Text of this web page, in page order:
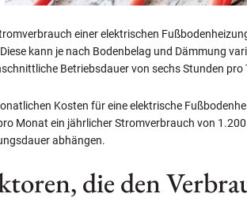
einer elektrischen
kann je nach Bodenbelag und Dämmung
Betriebsdauer von sechs Stunden
Kosten für eine elektrische
Monat ein jährlicher Stromverbrauch von
abhängen.
die den